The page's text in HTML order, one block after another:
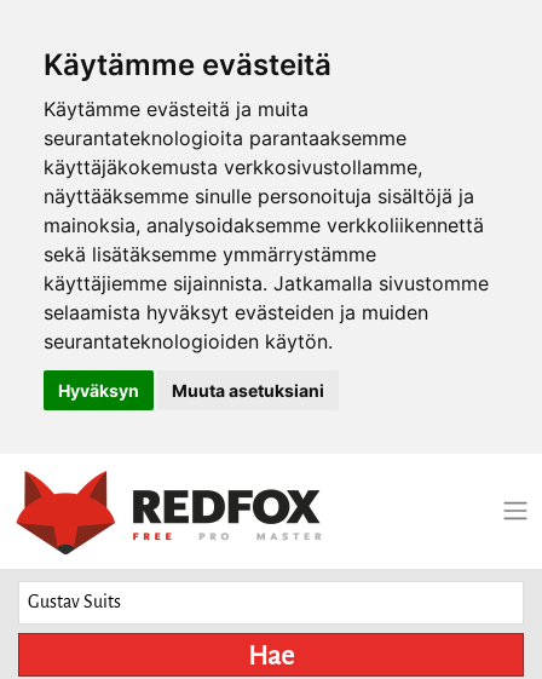
Käytämme evästeitä
Käytämme evästeitä ja muita
seurantateknologioita parantaaksemme
käyttäjäkokemusta verkkosivustollamme,
näyttääksemme sinulle personoituja sisältöjä ja
mainoksia, analysoidaksemme verkkoliikennettä
sekä lisätäksemme ymmärrystämme
käyttäjiemme sijainnista. Jatkamalla sivustomme
selaamista hyväksyt evästeiden ja muiden
seurantateknologioiden käytön.
Hyväksyn Muuta asetuksiani
Hae